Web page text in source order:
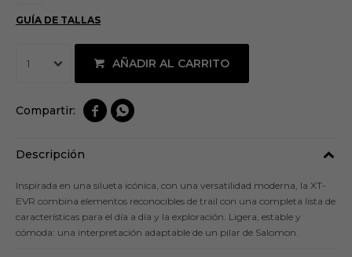
GUÍA DE TALLAS
1 AÑADIR AL CARRITO
 
Descripción
Inspirada en una silueta icónica, con una versatilidad moderna, la XT-
EVR combina elementos reconocibles de trail con una completa lista de
características para el día a día y la exploración. Ligera, estable y
cómoda: una interpretación adaptable de un pilar de Salomon.